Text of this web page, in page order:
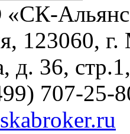
123060, г.
д. 36,
707-25-